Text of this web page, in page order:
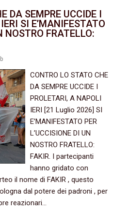
DA SEMPRE UCCIDE I
SI E’MANIFESTATO
NOSTRO FRATELLO:
CONTRO LO STATO CHE
DA SEMPRE UCCIDE I
PROLETARI, A NAPOLI
IERI [21 Luglio 2026] SI
E’MANIFESTATO PER
L’UCCISIONE DI UN
NOSTRO FRATELLO:
FAKIR. I partecipanti
hanno gridato con
il nome di FAKIR , questo
dal potere dei padroni , per
reazionari…